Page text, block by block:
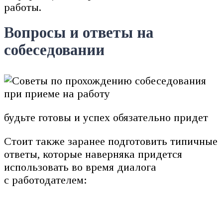
работы.
Вопросы и ответы на
собеседовании
будьте готовы и успех обязательно придет
Стоит также заранее подготовить типичные
ответы, которые наверняка придется
использовать во время диалога
с работодателем: